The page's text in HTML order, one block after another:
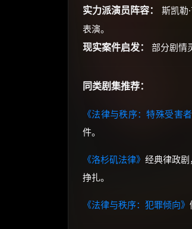
实力派演员阵容：
斯凯勒
表演。
现实案件启发： 部分剧情
同类剧集推荐：
《法律与秩序：特殊受害者
件。
《洛杉矶法律》经典律政
挣扎。
《法律与秩序：犯罪倾向》